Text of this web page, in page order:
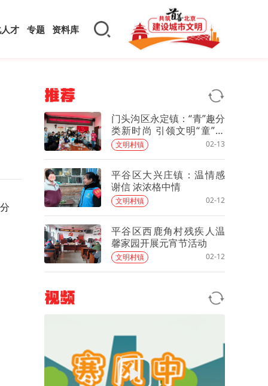
才 专题 资料库
推荐
门头沟区永定镇：“青”趣分
类新时尚 引领文明“童”先
行文明村镇 02-13
平谷区大兴庄镇：温情感
谢信 浓浓格中情
文明村镇 02-12
平谷区西鹿角村残疾人温
馨家园开展元宵节活动
文明村镇 02-12
视频